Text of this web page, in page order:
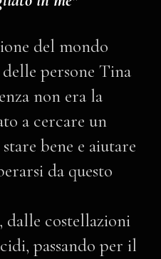
del mondo
persone Tina
non era la
a cercare un
bene e aiutare
da questo
costellazioni
passando per il